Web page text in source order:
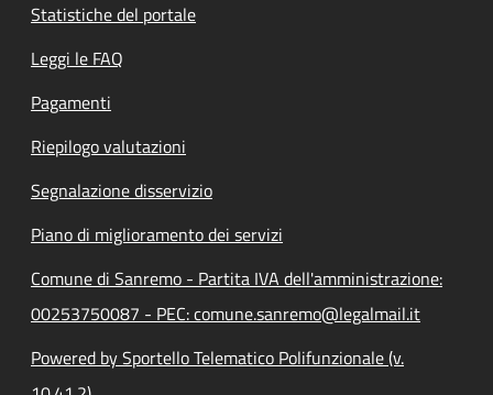
Statistiche del portale
Leggi le FAQ
Pagamenti
Riepilogo valutazioni
Segnalazione disservizio
Piano di miglioramento dei servizi
Comune di Sanremo - Partita IVA dell'amministrazione:
00253750087 - PEC: comune.sanremo@legalmail.it
Powered by Sportello Telematico Polifunzionale (v.